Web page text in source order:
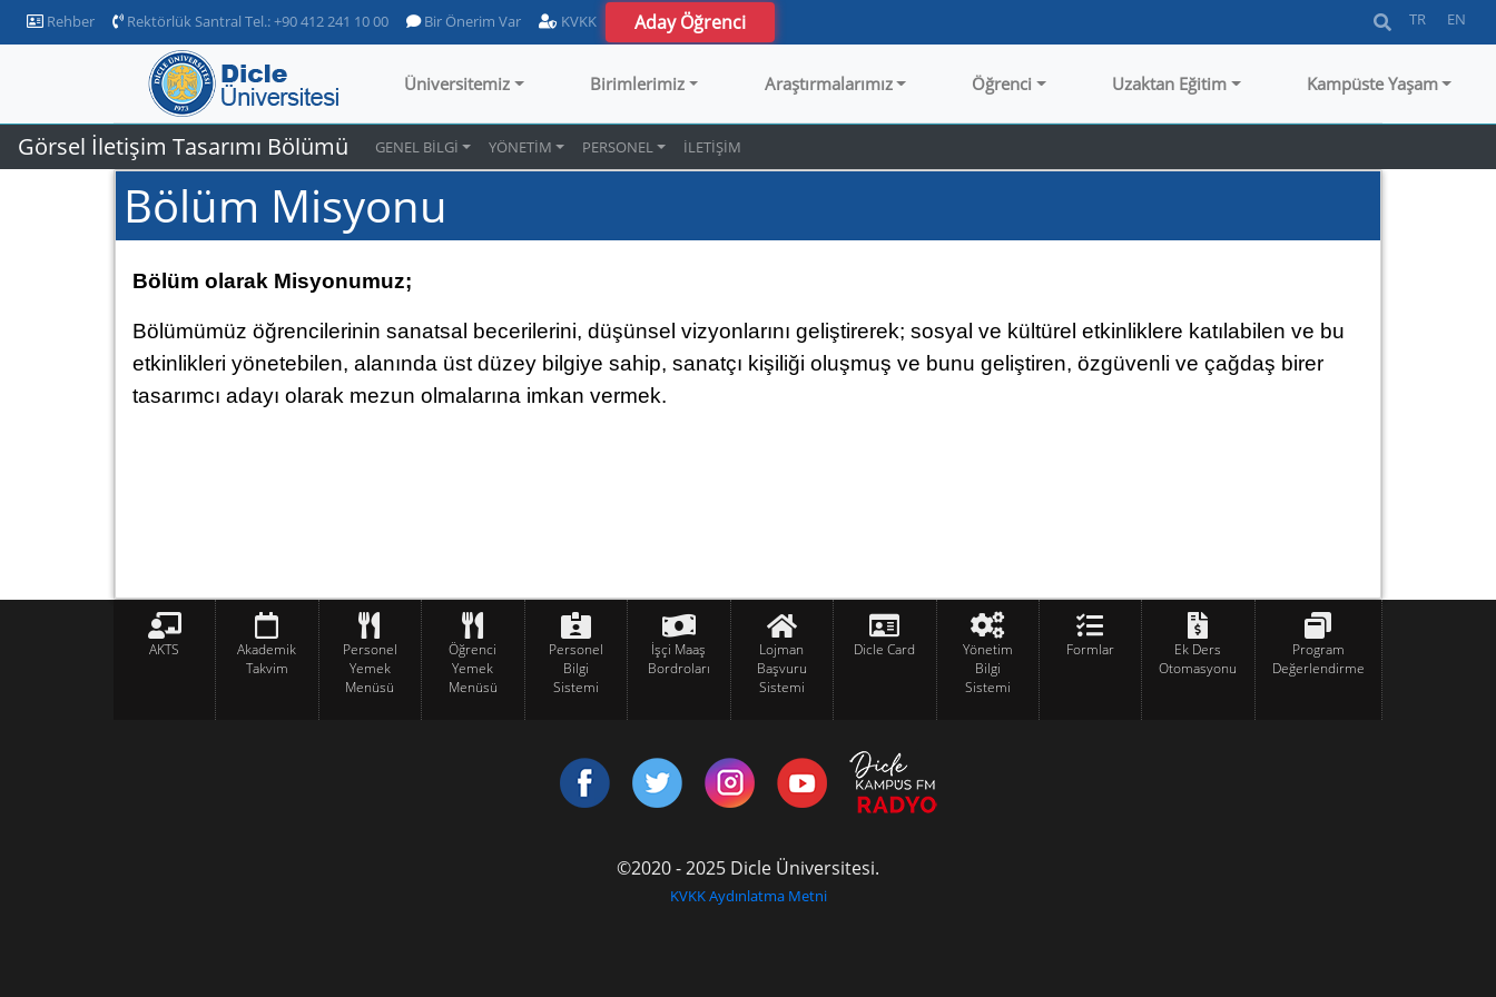
Rehber Rektörlük Santral Tel.: +90 412 241 10 00 Bir Önerim Var KVKK Aday Öğrenci TR EN
Üniversitemiz Birimlerimiz Araştırmalarımız Öğrenci Uzaktan Eğitim Kampüste Yaşam
Görsel İletişim Tasarımı Bölümü GENEL BİLGİ YÖNETİM PERSONEL İLETİŞİM
Bölüm Misyonu
Bölüm olarak Misyonumuz;
Bölümümüz öğrencilerinin sanatsal becerilerini, düşünsel vizyonlarını geliştirerek; sosyal ve kültürel etkinliklere katılabilen ve bu
etkinlikleri yönetebilen, alanında üst düzey bilgiye sahip, sanatçı kişiliği oluşmuş ve bunu geliştiren, özgüvenli ve çağdaş birer
tasarımcı adayı olarak mezun olmalarına imkan vermek.
AKTS
Akademik
Takvim
Personel
Yemek
Menüsü
Öğrenci
Yemek
Menüsü
Personel
Bilgi
Sistemi
İşçi Maaş
Bordroları
Lojman
Başvuru
Sistemi
Dicle Card
Yönetim
Bilgi
Sistemi
Formlar
Ek Ders
Otomasyonu
Program
Değerlendirme
©2020 - 2025 Dicle Üniversitesi.
KVKK Aydınlatma Metni